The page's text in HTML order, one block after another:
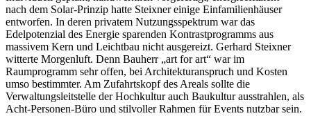
nach dem Solar-Prinzip hatte Steixner einige Einfamilienhäuser
entworfen. In deren privatem Nutzungsspektrum war das
Edelpotenzial des Energie sparenden Kontrastprogramms aus
massivem Kern und Leichtbau nicht ausgereizt. Gerhard Steixner
witterte Morgenluft. Denn Bauherr „art for art“ war im
Raumprogramm sehr offen, bei Architekturanspruch und Kosten
umso bestimmter. Am Zufahrtskopf des Areals sollte die
Verwaltungsleitstelle der Hochkultur auch Baukultur ausstrahlen, als
Acht-Personen-Büro und stilvoller Rahmen für Events nutzbar sein.